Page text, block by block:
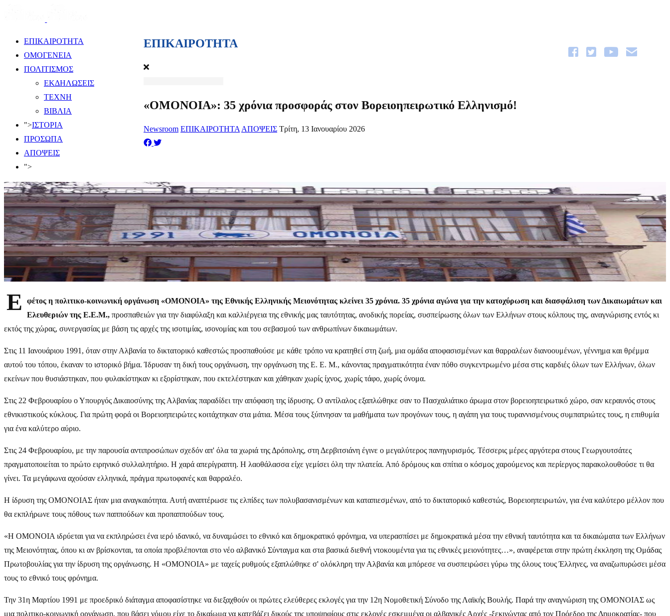
ΕΠΙΚΑΙΡΟΤΗΤΑ
ΟΜΟΓΕΝΕΙΑ
ΠΟΛΙΤΙΣΜΟΣ
ΕΚΔΗΛΩΣΕΙΣ
ΤΕΧΝΗ
ΒΙΒΛΙΑ
">ΙΣΤΟΡΙΑ
ΠΡΟΣΩΠΑ
ΑΠΟΨΕΙΣ
">
ΕΠΙΚΑΙΡΟΤΗΤΑ
«ΟΜΟΝΟΙΑ»: 35 χρόνια προσφοράς στον Βορειοηπειρωτικό Ελληνισμό!
Newsroom ΕΠΙΚΑΙΡΟΤΗΤΑ ΑΠΟΨΕΙΣ Τρίτη, 13 Ιανουαρίου 2026
Ε
φέτος η πολιτικο-κοινωνική οργάνωση «ΟΜΟΝΟΙΑ» της Εθνικής Ελληνικής Μειονότητας κλείνει 35 χρόνια. 35 χρόνια αγώνα για την κατοχύρωση και διασφάλιση των Δικαιωμάτων και
Ελευθεριών της Ε.Ε.Μ., προσπαθειών για την διαφύλαξη και καλλιέργεια της εθνικής μας ταυτότητας, ανοδικής πορείας, συσπείρωσης όλων των Ελλήνων στους κόλπους της, αναγνώρισης εντός κι
εκτός της χώρας, συνεργασίας με βάση τις αρχές της ισοτιμίας, ισονομίας και του σεβασμού των ανθρωπίνων δικαιωμάτων.
Στις 11 Ιανουάριου 1991, όταν στην Αλβανία το δικτατορικό καθεστώς προσπαθούσε με κάθε τρόπο να κρατηθεί στη ζωή, μια ομάδα αποφασισμένων και θαρραλέων διανοουμένων, γέννημα και θρέμμα
αυτού του τόπου, έκαναν το ιστορικό βήμα. Ίδρυσαν τη δική τους οργάνωση, την οργάνωση της Ε. Ε. Μ., κάνοντας πραγματικότητα έναν πόθο συγκεντρωμένο μέσα στις καρδιές όλων των Ελλήνων, όλων
εκείνων που θυσιάστηκαν, που φυλακίστηκαν κι εξορίστηκαν, που εκτελέστηκαν και χάθηκαν χωρίς ίχνος, χωρίς τάφο, χωρίς όνομα.
Στις 22 Φεβρουαρίου ο Υπουργός Δικαιοσύνης της Αλβανίας παραδίδει την απόφαση της ίδρυσης. Ο αντίλαλος εξαπλώθηκε σαν το Πασχαλιάτικο άρωμα στον βορειοηπειρωτικό χώρο, σαν κεραυνός στους
εθνικιστικούς κύκλους. Για πρώτη φορά οι Βορειοηπειρώτες κοιτάχτηκαν στα μάτια. Μέσα τους ξύπνησαν τα μαθήματα των προγόνων τους, η αγάπη για τους τυραννισμένους συμπατριώτες τους, η επιθυμία
για ένα καλύτερο αύριο.
Στις 24 Φεβρουαρίου, με την παρουσία αντιπροσώπων σχεδόν απ' όλα τα χωριά της Δρόπολης, στη Δερβιτσιάνη έγινε ο μεγαλύτερος πανηγυρισμός. Τέσσερις μέρες αργότερα στους Γεωργουτσάτες
πραγματοποιείται το πρώτο ειρηνικό συλλαλητήριο. Η χαρά απερίγραπτη. Η λαοθάλασσα είχε γεμίσει όλη την πλατεία. Από δρόμους και σπίτια ο κόσμος χαρούμενος και περίεργος παρακολουθούσε τι θα
γίνει. Τα μεγάφωνα αχούσαν ελληνικά, πράγμα πρωτοφανές και θαρραλέο.
Η ίδρυση της ΟΜΟΝΟΙΑΣ ήταν μια αναγκαιότητα. Αυτή αναπτέρωσε τις ελπίδες των πολυβασανισμένων και καταπιεσμένων, από το δικτατορικό καθεστώς, Βορειοηπειρωτών, για ένα καλύτερο μέλλον που
θα εκπλήρωνε τους πόθους των παππούδων και προπαππούδων τους.
«Η ΟΜΟΝΟΙΑ ιδρύεται για να εκπληρώσει ένα ιερό ιδανικό, να δυναμώσει το εθνικό και δημοκρατικό φρόνημα, να υπερασπίσει με δημοκρατικά μέσα την εθνική ταυτότητα και τα δικαιώματα των Ελλήνων
της Μειονότητας, όπου κι αν βρίσκονται, τα οποία προβλέπονται στο νέο αλβανικό Σύνταγμα και στα βασικά διεθνή ντοκουμέντα για τις εθνικές μειονότητες…», αναφέρεται στην πρώτη έκκληση της Ομάδας
Πρωτοβουλίας για την ίδρυση της οργάνωσης. Η «ΟΜΟΝΟΙΑ» με ταχείς ρυθμούς εξαπλώθηκε σ' ολόκληρη την Αλβανία και μπόρεσε να συσπειρώσει γύρω της όλους τους Έλληνες, να αναζωπυρώσει μέσα
τους το εθνικό τους φρόνημα.
Την 31η Μαρτίου 1991 με προεδρικό διάταγμα αποφασίστηκε να διεξαχθούν οι πρώτες ελεύθερες εκλογές για την 12η Νομοθετική Σύνοδο της Λαϊκής Βουλής. Παρά την αναγνώριση της ΟΜΟΝΟΙΑΣ ως
μια πολιτικο-κοινωνική οργάνωση, που βάσει νόμου είχε το δικαίωμα να κατεβάζει δικούς της υποψηφίους στις εκλογές εσκεμμένα οι αλβανικές Αρχές -ξεκινώντας από τον Πρόεδρο της Δημοκρατίας- που